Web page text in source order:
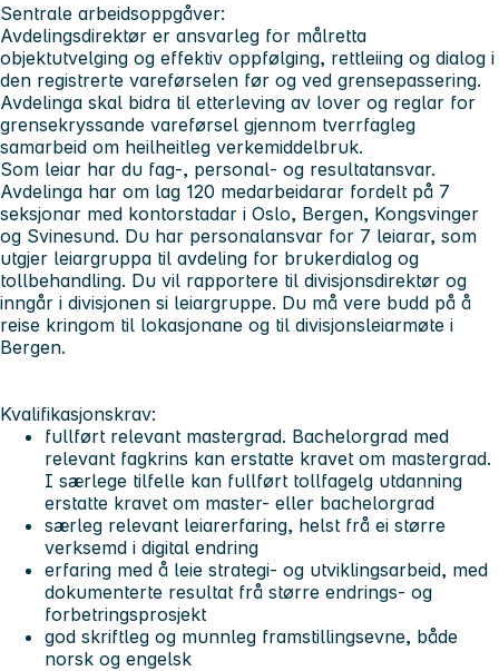
Sentrale arbeidsoppgåver:
Avdelingsdirektør er ansvarleg for målretta
objektutvelging og effektiv oppfølging, rettleiing og dialog i
den registrerte vareførselen før og ved grensepassering.
Avdelinga skal bidra til etterleving av lover og reglar for
grensekryssande vareførsel gjennom tverrfagleg
samarbeid om heilheitleg verkemiddelbruk.
Som leiar har du fag-, personal- og resultatansvar.
Avdelinga har om lag 120 medarbeidarar fordelt på 7
seksjonar med kontorstadar i Oslo, Bergen, Kongsvinger
og Svinesund. Du har personalansvar for 7 leiarar, som
utgjer leiargruppa til avdeling for brukerdialog og
tollbehandling. Du vil rapportere til divisjonsdirektør og
inngår i divisjonen si leiargruppe. Du må vere budd på å
reise kringom til lokasjonane og til divisjonsleiarmøte i
Bergen.
Kvalifikasjonskrav:
fullført relevant mastergrad. Bachelorgrad med
relevant fagkrins kan erstatte kravet om mastergrad.
I særlege tilfelle kan fullført tollfagelg utdanning
erstatte kravet om master- eller bachelorgrad
særleg relevant leiarerfaring, helst frå ei større
verksemd i digital endring
erfaring med å leie strategi- og utviklingsarbeid, med
dokumenterte resultat frå større endrings- og
forbetringsprosjekt
god skriftleg og munnleg framstillingsevne, både
norsk og engelsk